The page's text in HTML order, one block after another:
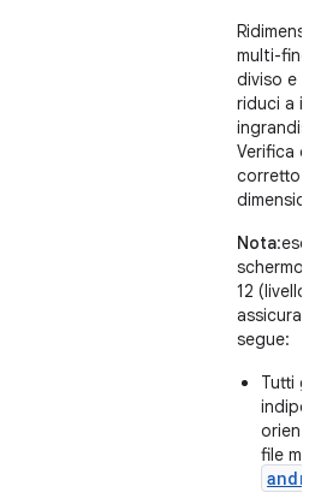
multi-
diviso e
riduci a
Verifica
corretto e
Nota
schermo
12 (livello
segue:
Tutti
file